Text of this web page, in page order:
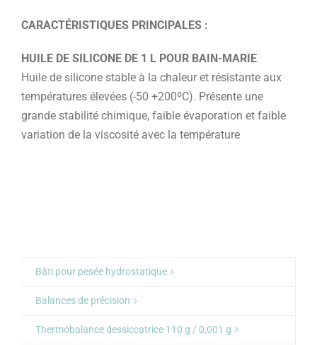
CARACTÉRISTIQUES PRINCIPALES :
HUILE DE SILICONE DE 1 L POUR BAIN-MARIE
Huile de silicone stable à la chaleur et résistante aux
températures élevées (-50 +200ºC). Présente une
grande stabilité chimique, faible évaporation et faible
variation de la viscosité avec la température
Bâti pour pesée hydrostatique
Balances de précision
Thermobalance dessiccatrice 110 g / 0,001 g